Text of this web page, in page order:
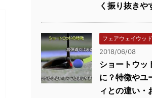
く振り抜きや
フェアウェイウッド
2018/06/08
ショートウッ
に？特徴やユ
ィとの違い・